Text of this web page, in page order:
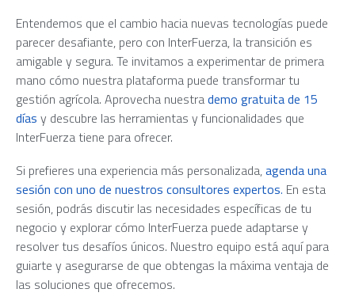
Entendemos que el cambio hacia nuevas tecnologías puede
parecer desafiante, pero con InterFuerza, la transición es
amigable y segura. Te invitamos a experimentar de primera
mano cómo nuestra plataforma puede transformar tu
gestión agrícola. Aprovecha nuestrademo gratuita de 15
días y descubre las herramientas y funcionalidades que
InterFuerza tiene para ofrecer.
Si prefieres una experiencia más personalizada,agenda una
sesión con uno de nuestros consultores expertos. En esta
sesión, podrás discutir las necesidades específicas de tu
negocio y explorar cómo InterFuerza puede adaptarse y
resolver tus desafíos únicos. Nuestro equipo está aquí para
guiarte y asegurarse de que obtengas la máxima ventaja de
las soluciones que ofrecemos.